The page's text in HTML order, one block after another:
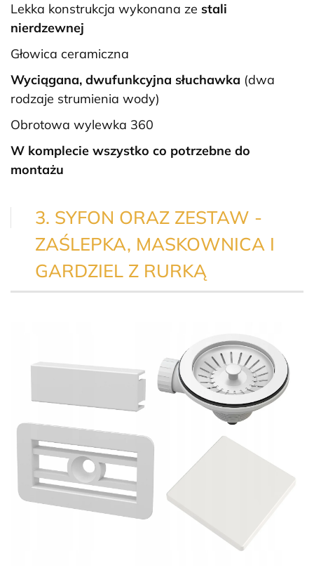
Lekka konstrukcja wykonana ze stali
nierdzewnej
Głowica ceramiczna
Wyciągana, dwufunkcyjna słuchawka (dwa
rodzaje strumienia wody)
Obrotowa wylewka 360
W komplecie wszystko co potrzebne do
montażu
3. SYFON ORAZ ZESTAW -
ZAŚLEPKA, MASKOWNICA I
GARDZIEL Z RURKĄ